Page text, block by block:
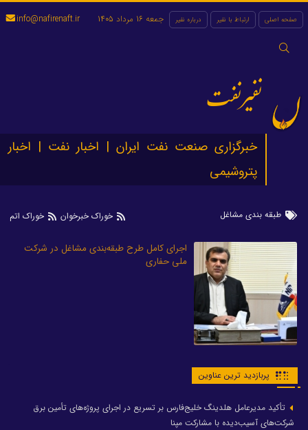
صفحه اصلی ارتباط با نفیر درباره نفیر
جستجو
جمعه 16 مرداد 1405 info@nafirenaft.ir
نفیرنفت
خبرگزاری صنعت نفت ایران | اخبار نفت | اخبار
پتروشیمی
طبقه بندی مشاغل خوراک خبرخوان خوراک اتم
اجرای کامل طرح طبقه‌بندی مشاغل در شرکت
ملی حفاری
پربازدید ترین عناوین
تأکید مدیرعامل هلدینگ خلیج‌فارس بر تسریع در اجرای پروژه‌های تأمین برق
شرکت‌های آسیب‌دیده با مشارکت مپنا